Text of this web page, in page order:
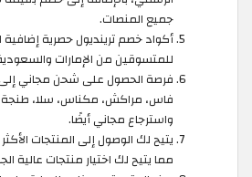
جميع المنصات.
أكواد خصم ترينديول حصرية
للمتسوقين من الإمارات
فرصة الحصول على شحن مجاني إلى
فاس، مراكش، مكناس، سلا، طنجة
واسترجاع مجاني أيضًا.
يتيح لك الوصول إلى المنتجات
مما يتيح لك اختيار منتجات عالية